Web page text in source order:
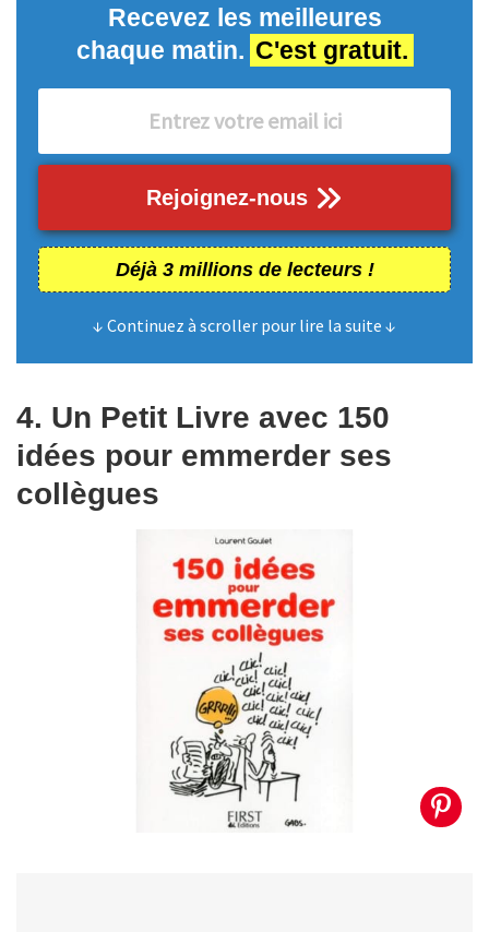
Recevez les meilleures
chaque matin. C'est gratuit.
Rejoignez-nous
Déjà 3 millions de lecteurs !
↓ Continuez à scroller pour lire la suite ↓
4. Un Petit Livre avec 150
idées pour emmerder ses
collègues